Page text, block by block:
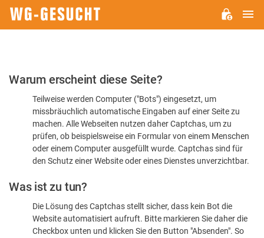
Bitte
dass
sind
Warum erscheint diese Seite?
Teilweise werden Computer ("Bots") eingesetzt, um
missbräuchlich automatische Eingaben auf einer Seite zu
machen. Alle Webseiten nutzen daher Captchas, um zu
prüfen, ob beispielsweise ein Formular von einem Menschen
oder einem Computer ausgefüllt wurde. Captchas sind für
den Schutz einer Website oder eines Dienstes unverzichtbar.
Was ist zu tun?
Die Lösung des Captchas stellt sicher, dass kein Bot die
Website automatisiert aufruft. Bitte markieren Sie daher die
Checkbox unten und klicken Sie den Button "Absenden". So